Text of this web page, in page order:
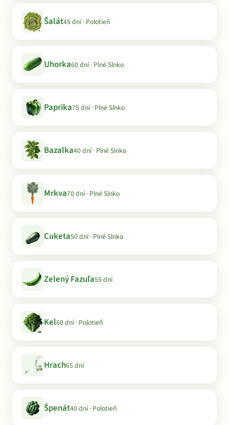
Šalát45 dní · Polotieň
Uhorka60 dní · Plné Slnko
Paprika75 dní · Plné Slnko
Bazalka40 dní · Plné Slnko
Mrkva70 dní · Plné Slnko
Cuketa50 dní · Plné Slnko
Zelený Fazuľa55 dní
Kel60 dní · Polotieň
Hrach65 dní
Špenát40 dní · Polotieň